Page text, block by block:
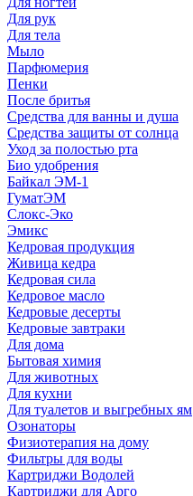
Для рук
Для тела
Мыло
Парфюмерия
Пенки
После бритья
Средства для ванны и душа
Средства защиты от солнца
Уход за полостью рта
Био удобрения
Байкал ЭМ-1
ГуматЭМ
Слокс-Эко
Эмикс
Кедровая продукция
Живица кедра
Кедровая сила
Кедровое масло
Кедровые десерты
Кедровые завтраки
Для дома
Бытовая химия
Для животных
Для кухни
Для туалетов и выгребных ям
Озонаторы
Физиотерапия на дому
Фильтры для воды
Картриджи Водолей
Картриджи для Арго